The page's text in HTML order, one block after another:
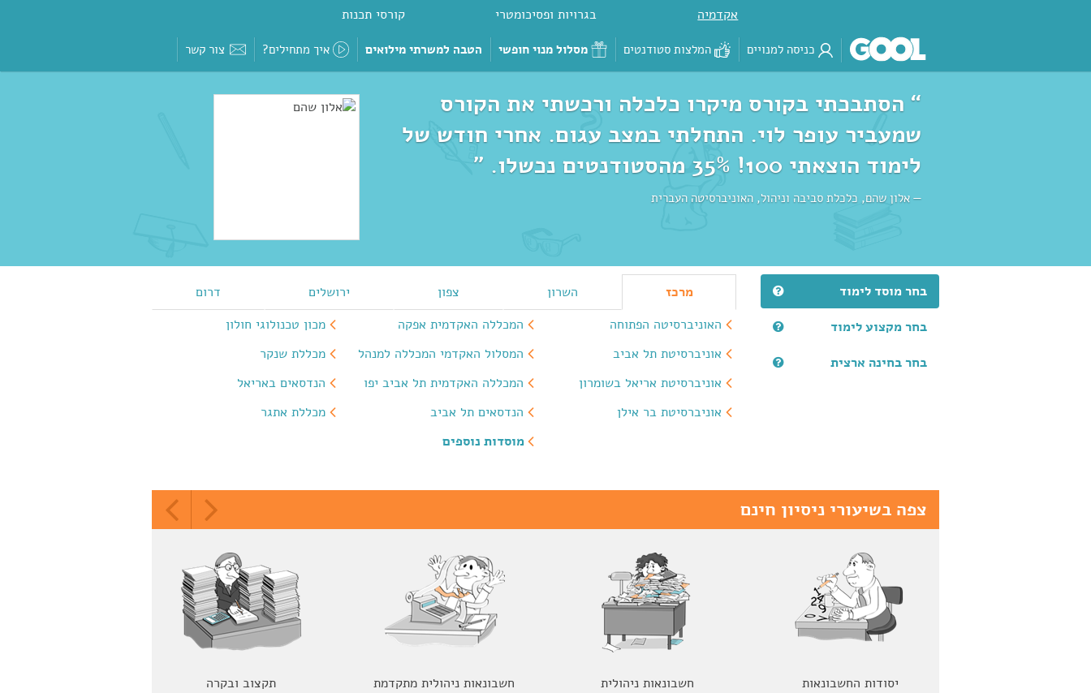
אקדמיה בגרויות ופסיכומטרי קורסי תכנות
כניסה למנויים המלצות סטודנטים מסלול מנוי חופשי הטבה למשרתי מילואים איך מתחילים? צור קשר
“ הסתבכתי בקורס מיקרו כלכלה ורכשתי את הקורס
שמעביר עופר לוי. התחלתי במצב עגום. אחרי חודש של
לימוד הוצאתי 100! 35% מהסטודנטים נכשלו. ”
אלון שהם, כלכלת סביבה וניהול, האוניברסיטה העברית
בחר מוסד לימוד
בחר מקצוע לימוד
בחר בחינה ארצית
מרכז השרון צפון ירושלים
דרום
האוניברסיטה הפתוחה
המכללה האקדמית אפקה
מכון טכנולוגי חולון
אוניברסיטת תל אביב
המסלול האקדמי המכללה למנהל
מכללת שנקר
אוניברסיטת אריאל בשומרון
המכללה האקדמית תל אביב יפו
הנדסאים באריאל
אוניברסיטת בר אילן
הנדסאים תל אביב
מכללת אתגר
מוסדות נוספים
צפה בשיעורי ניסיון חינם
יסודות החשבונאות חשבונאות ניהולית חשבונאות ניהולית מתקדמת תקצוב ובקרה